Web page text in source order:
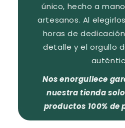
único, hecho a
artesanos. Al
horas de
detalle y el orgullo
Nos enorgullece
nuestra tienda
productos 100% de